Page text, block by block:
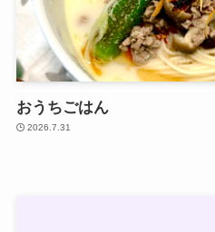
おうちごはん
2026.7.31